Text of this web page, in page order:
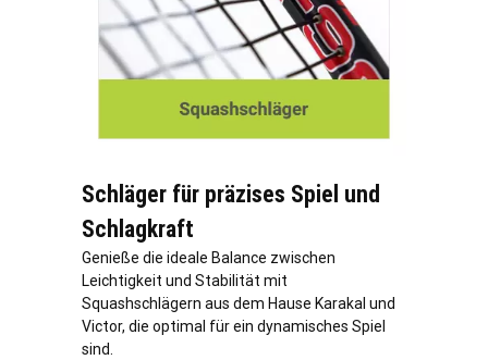
Schläger für präzises Spiel und
Schlagkraft
Genieße die ideale Balance zwischen
Leichtigkeit und Stabilität mit
Squashschlägern aus dem Hause Karakal und
Victor, die optimal für ein dynamisches Spiel
sind.